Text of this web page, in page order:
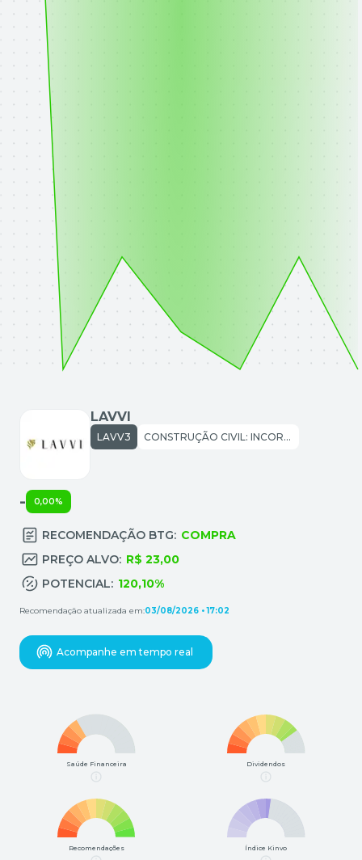
LAVVI
LAVV3 CONSTRUÇÃO CIVIL: INCORPORAÇÕES
Acompanhe em tempo real
- 0,00%
RECOMENDAÇÃO BTG: COMPRA
PREÇO ALVO: R$ 23,00
POTENCIAL: 120,10%
Recomendação atualizada em:03/08/2026 • 17:02
Saúde Financeira Dividendos
Recomendações Índice Kinvo